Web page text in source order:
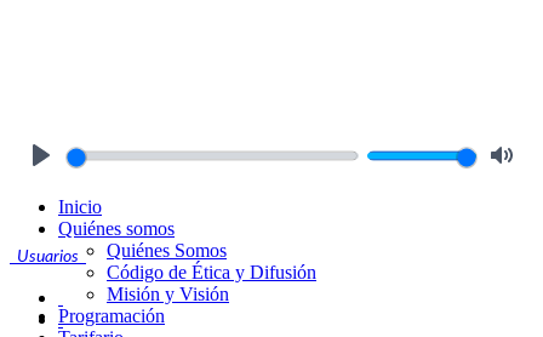
Usuarios
Inicio
Quiénes somos
Quiénes Somos
Código de Ética y Difusión
Misión y Visión
Programación